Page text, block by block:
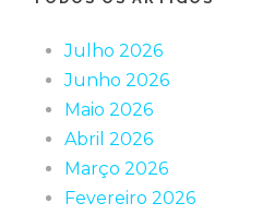
Julho 2026
Junho 2026
Maio 2026
Abril 2026
Março 2026
Fevereiro 2026